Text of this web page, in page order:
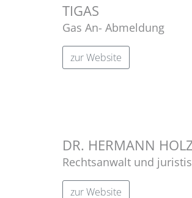
TIGAS
Gas An- Abmeldung
zur Website
DR. HERMANN
Rechtsanwalt und
zur Website